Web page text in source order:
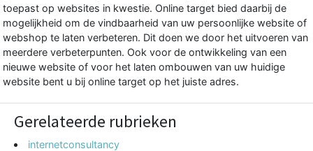
toepast op websites in kwestie. Online target bied daarbij de
mogelijkheid om de vindbaarheid van uw persoonlijke website of
webshop te laten verbeteren. Dit doen we door het uitvoeren van
meerdere verbeterpunten. Ook voor de ontwikkeling van een
nieuwe website of voor het laten ombouwen van uw huidige
website bent u bij online target op het juiste adres.
Gerelateerde rubrieken
internetconsultancy